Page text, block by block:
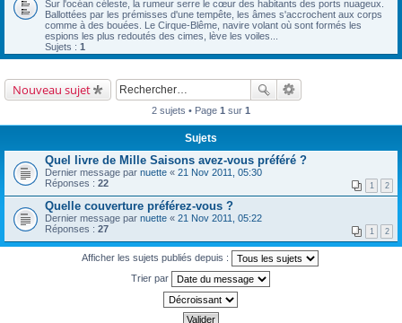
Sur l'océan céleste, la rumeur serre le cœur des habitants des ports nuageux.
Ballottées par les prémisses d'une tempête, les âmes s'accrochent aux corps
comme à des bouées. Le Cirque-Blême, navire volant où sont formés les
espions les plus redoutés des cimes, lève les voiles...
Sujets : 1
Nouveau sujet
2 sujets • Page 1 sur 1
Sujets
Quel livre de Mille Saisons avez-vous préféré ?
Dernier message par nuette « 21 Nov 2011, 05:30
Réponses : 22 1 2
Quelle couverture préférez-vous ?
Dernier message par nuette « 21 Nov 2011, 05:22
Réponses : 27 1 2
Afficher les sujets publiés depuis :
Trier par